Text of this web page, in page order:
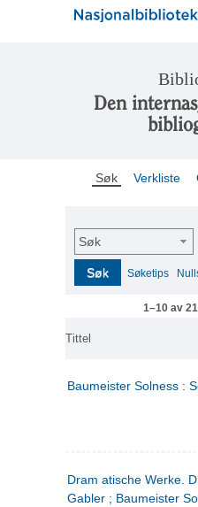
Den
Søk Verkliste
Søk
Søk Søketips
1–10 av
Tittel
Baumeister Solness :
Dram atische Werke.
Gabler ; Baumeister